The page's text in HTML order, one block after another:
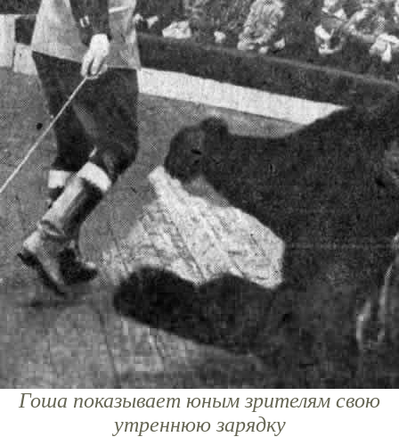
Гоша показывает юным зрителям свою
утреннюю зарядку